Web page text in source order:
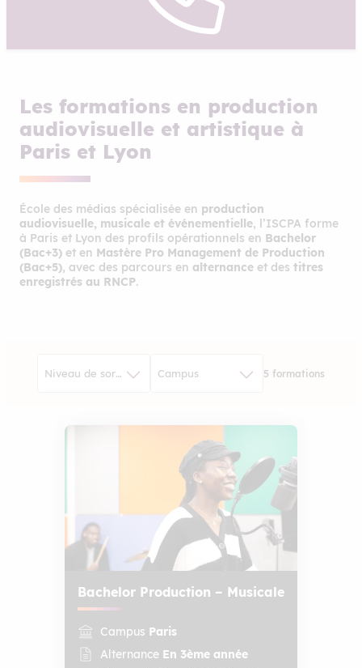
Les formations en production
audiovisuelle et artistique à
Paris et Lyon
École des médias spécialisée en production
audiovisuelle, musicale et événementielle, l’ISCPA forme
à Paris et Lyon des profils opérationnels en Bachelor
(Bac+3) et en Mastère Pro Management de Production
(Bac+5), avec des parcours en alternance et des titres
enregistrés au RNCP.
5 formations
Bachelor Production – Musicale
Campus Paris
Alternance En 3ème année